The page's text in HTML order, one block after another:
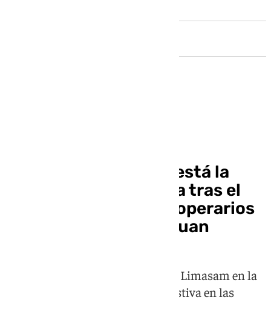
Antes y después: así está la
playa de La Malagueta tras el
rápido trabajo de los operarios
de limpieza por San Juan
Rápido trabajo de los operarios de Limasam en la
mañana siguiente a una noche festiva en las